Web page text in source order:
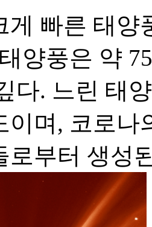
게 빠른 태양
양풍은 약
다. 느린 태
이며, 코로나
로부터 생성